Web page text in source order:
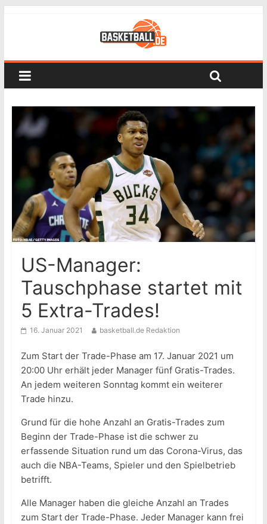
US-Manager:
Tauschphase startet mit
5 Extra-Trades!
16. Januar 2021 basketball.de Redaktion
Zum Start der Trade-Phase am 17. Januar 2021 um
20:00 Uhr erhält jeder Manager fünf Gratis-Trades.
An jedem weiteren Sonntag kommt ein weiterer
Trade hinzu.
Grund für die hohe Anzahl an Gratis-Trades zum
Beginn der Trade-Phase ist die schwer zu
erfassende Situation rund um das Corona-Virus, das
auch die NBA-Teams, Spieler und den Spielbetrieb
betrifft.
Alle Manager haben die gleiche Anzahl an Trades
zum Start der Trade-Phase. Jeder Manager kann frei